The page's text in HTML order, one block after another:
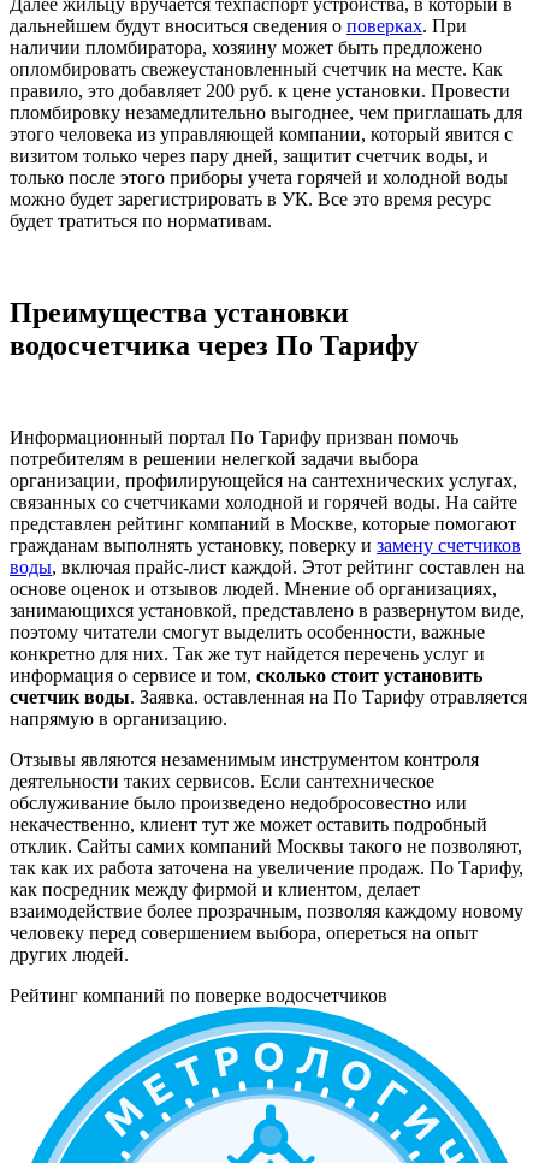
дальнейшем будут вноситься сведения о поверках. При
наличии пломбиратора, хозяину может быть предложено
опломбировать свежеустановленный счетчик на месте. Как
правило, это добавляет 200 руб. к цене установки. Провести
пломбировку незамедлительно выгоднее, чем приглашать для
этого человека из управляющей компании, который явится с
визитом только через пару дней, защитит счетчик воды, и
только после этого приборы учета горячей и холодной воды
можно будет зарегистрировать в УК. Все это время ресурс
будет тратиться по нормативам.
Преимущества установки
водосчетчика через По Тарифу
Информационный портал По Тарифу призван помочь
потребителям в решении нелегкой задачи выбора
организации, профилирующейся на сантехнических услугах,
связанных со счетчиками холодной и горячей воды. На сайте
представлен рейтинг компаний в Москве, которые помогают
гражданам выполнять установку, поверку и замену счетчиков
воды, включая прайс-лист каждой. Этот рейтинг составлен на
основе оценок и отзывов людей. Мнение об организациях,
занимающихся установкой, представлено в развернутом виде,
поэтому читатели смогут выделить особенности, важные
конкретно для них. Так же тут найдется перечень услуг и
информация о сервисе и том, сколько стоит установить
счетчик воды. Заявка. оставленная на По Тарифу отравляется
напрямую в организацию.
Отзывы являются незаменимым инструментом контроля
деятельности таких сервисов. Если сантехническое
обслуживание было произведено недобросовестно или
некачественно, клиент тут же может оставить подробный
отклик. Сайты самих компаний Москвы такого не позволяют,
так как их работа заточена на увеличение продаж. По Тарифу,
как посредник между фирмой и клиентом, делает
взаимодействие более прозрачным, позволяя каждому новому
человеку перед совершением выбора, опереться на опыт
других людей.
Рейтинг компаний по поверке водосчетчиков